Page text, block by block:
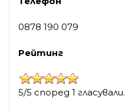
0878 190 079
Рейтинг
5/5 според 1 гласували.